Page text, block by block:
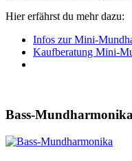
Hier erfährst du mehr dazu:
Infos zur Mini-
Kaufberatung Mini-
Bass-Mundharmonika